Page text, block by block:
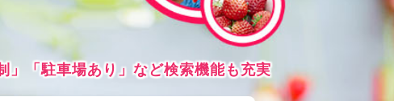
」「駐車場あり」など検索機能も充実